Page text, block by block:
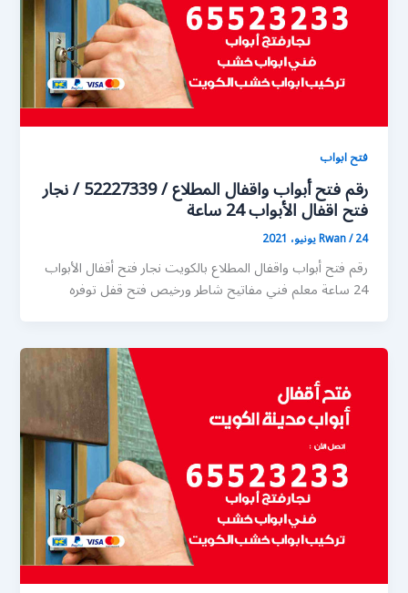
فتح ابواب
رقم فتح أبواب واقفال المطلاع / 52227339 / نجار
فتح اقفال الأبواب 24 ساعة
Rwan/24 يونيو، 2021
رقم فتح أبواب واقفال المطلاع بالكويت نجار فتح أقفال الأبواب
24 ساعة معلم فني مفاتيح شاطر ورخيص فتح قفل توفره